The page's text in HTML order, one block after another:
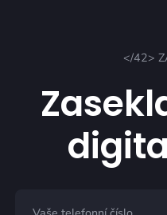
</42>